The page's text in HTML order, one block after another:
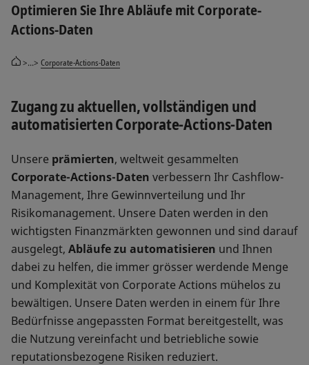
Optimieren Sie Ihre Abläufe mit Corporate-
Actions-Daten
>...> Corporate-Actions-Daten
Zugang zu aktuellen, vollständigen und
automatisierten Corporate-Actions-Daten
Unsere prämierten, weltweit gesammelten
Corporate-Actions-Daten verbessern Ihr Cashflow-
Management, Ihre Gewinnverteilung und Ihr
Risikomanagement. Unsere Daten werden in den
wichtigsten Finanzmärkten gewonnen und sind darauf
ausgelegt, Abläufe zu automatisieren und Ihnen
dabei zu helfen, die immer grösser werdende Menge
und Komplexität von Corporate Actions mühelos zu
bewältigen. Unsere Daten werden in einem für Ihre
Bedürfnisse angepassten Format bereitgestellt, was
die Nutzung vereinfacht und betriebliche sowie
reputationsbezogene Risiken reduziert.